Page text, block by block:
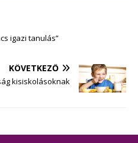
igazi tanulás”
KÖVETKEZŐ
kisiskolásoknak